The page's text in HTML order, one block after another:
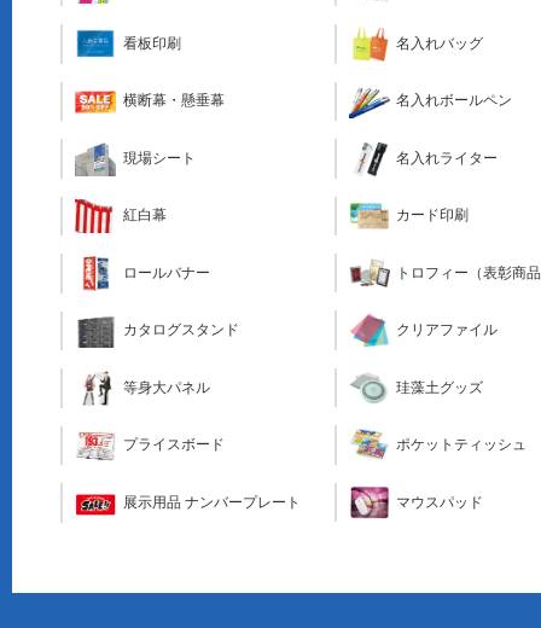
看板印刷
横断幕・懸垂幕
現場シート
紅白幕
ロールバナー
カタログスタンド
等身大パネル
プライスボード
展示用品 ナンバープレート
名入れバッグ
名入れボールペン
名入れライター
カード印刷
トロフィー（表彰商
クリアファイル
珪藻土グッズ
ポケットティッシュ
マウスパッド